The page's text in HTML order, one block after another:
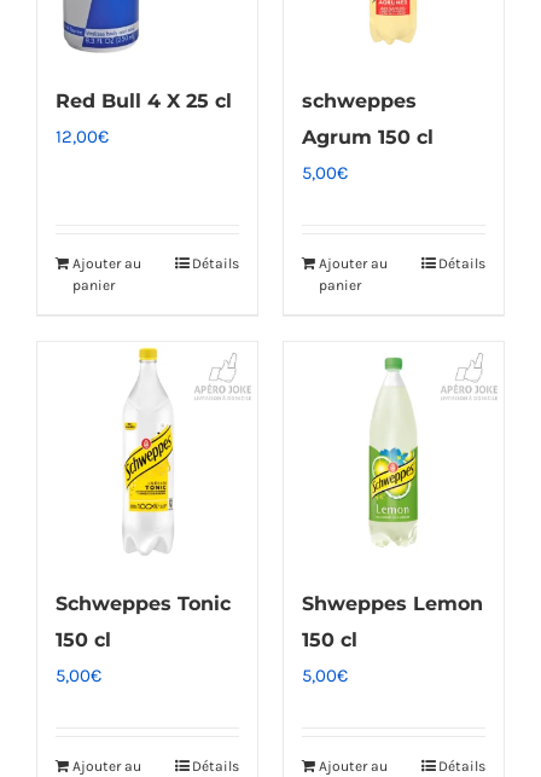
Red Bull 4 X 25 cl
12,00€
Ajouter au
panier
Détails
schweppes
Agrum 150 cl
5,00€
Ajouter au
panier
Détails
Schweppes Tonic
150 cl
5,00€
Ajouter au
Détails
Shweppes Lemon
150 cl
5,00€
Ajouter au
Détails